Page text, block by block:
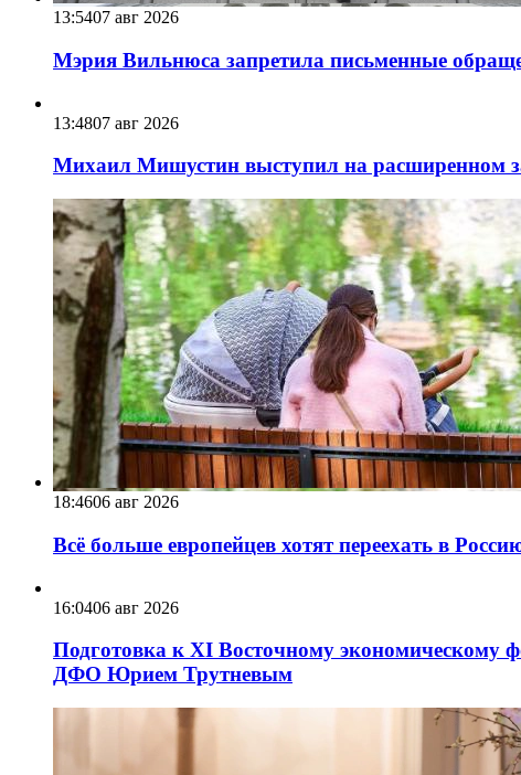
13:5407 авг 2026
Мэрия Вильнюса запретила письменные
13:4807 авг 2026
Михаил Мишустин выступил на расширенном
18:4606 авг 2026
Всё больше европейцев хотят переехать в
16:0406 авг 2026
Подготовка к XI Восточному экономическому
ДФО Юрием Трутневым